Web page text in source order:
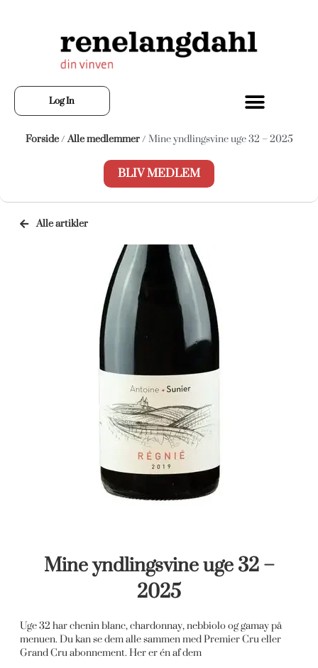
Log In
Forside/Alle medlemmer/ Mine yndlingsvine uge 32 – 2025
BLIV MEDLEM
Alle artikler
Mine yndlingsvine uge 32 –
2025
Uge 32 har chenin blanc, chardonnay, nebbiolo og gamay på
menuen. Du kan se dem alle sammen med Premier Cru eller
Grand Cru abonnement. Her er én af dem